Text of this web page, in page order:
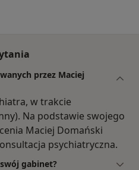
przez Maciej
w trakcie
Na podstawie swojego
Maciej Domański
psychiatryczna.
gabinet?